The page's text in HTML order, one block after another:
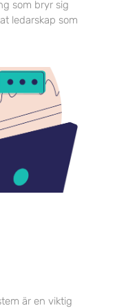
som bryr sig
ledarskap som
är en viktig